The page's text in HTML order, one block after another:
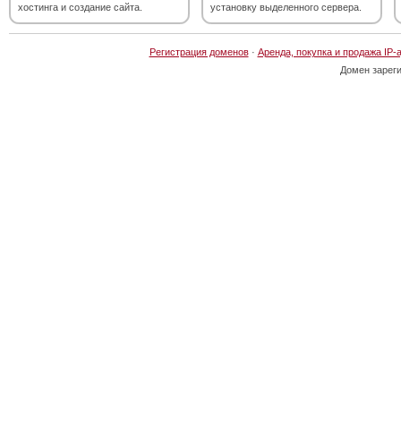
хостинга и создание сайта.
установку выделенного сервера.
Регистрация доменов· Аренда, покупка и продажа IP-
Домен